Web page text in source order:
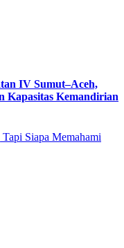
IV Sumut–Aceh,
Kapasitas Kemandirian
Siapa Memahami